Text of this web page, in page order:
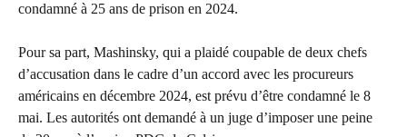
condamné à 25 ans de prison en 2024.
Pour sa part, Mashinsky, qui a plaidé coupable de deux chefs
d’accusation dans le cadre d’un accord avec les procureurs
américains en décembre 2024, est prévu d’être condamné le 8
mai. Les autorités ont demandé à un juge d’imposer une peine